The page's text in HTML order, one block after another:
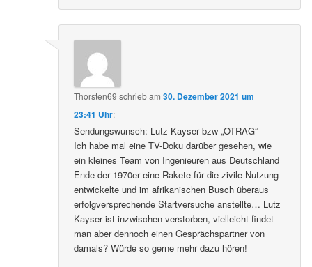
Thorsten69 schriebam30. Dezember 2021 um
23:41 Uhr:
Sendungswunsch: Lutz Kayser bzw „OTRAG“
Ich habe mal eine TV-Doku darüber gesehen, wie
ein kleines Team von Ingenieuren aus Deutschland
Ende der 1970er eine Rakete für die zivile Nutzung
entwickelte und im afrikanischen Busch überaus
erfolgversprechende Startversuche anstellte… Lutz
Kayser ist inzwischen verstorben, vielleicht findet
man aber dennoch einen Gesprächspartner von
damals? Würde so gerne mehr dazu hören!